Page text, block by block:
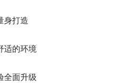
身打造
适的环境
全面升级